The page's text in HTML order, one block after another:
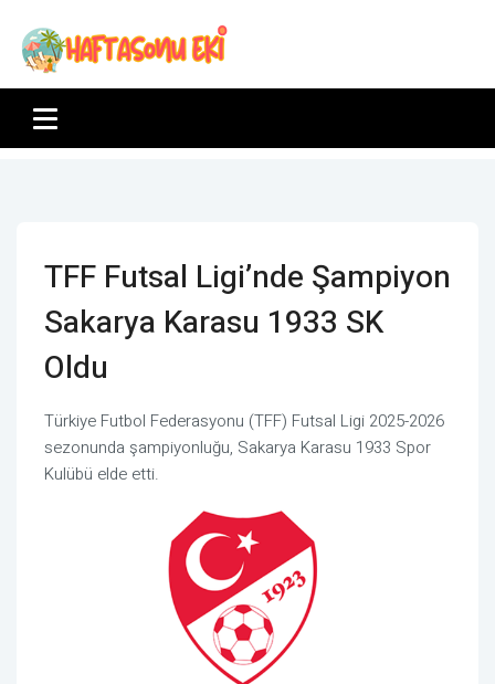
TFF Futsal Ligi’nde Şampiyon
Sakarya Karasu 1933 SK
Oldu
Türkiye Futbol Federasyonu (TFF) Futsal Ligi 2025-2026
sezonunda şampiyonluğu, Sakarya Karasu 1933 Spor
Kulübü elde etti.